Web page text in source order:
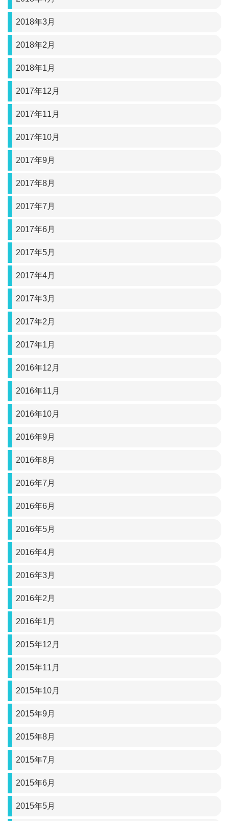
2018年3月
2018年2月
2018年1月
2017年12月
2017年11月
2017年10月
2017年9月
2017年8月
2017年7月
2017年6月
2017年5月
2017年4月
2017年3月
2017年2月
2017年1月
2016年12月
2016年11月
2016年10月
2016年9月
2016年8月
2016年7月
2016年6月
2016年5月
2016年4月
2016年3月
2016年2月
2016年1月
2015年12月
2015年11月
2015年10月
2015年9月
2015年8月
2015年7月
2015年6月
2015年5月